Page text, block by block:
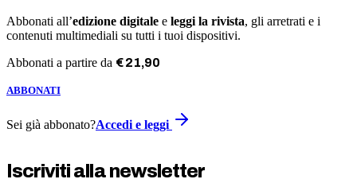
Abbonati all’edizione digitale e leggi la rivista, gli arretrati e i
contenuti multimediali su tutti i tuoi dispositivi.
Abbonati a partire da €21,90
ABBONATI
Sei già abbonato?Accedi e leggi
Iscriviti alla newsletter